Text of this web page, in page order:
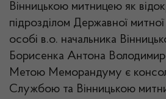
Вінницькою митницею як
підрозділом Державної
особі в.о. начальника
Борисенка Антона
Метою Меморандуму є
Службою та Вінницькою